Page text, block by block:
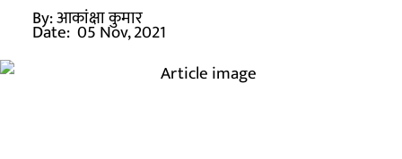
By:आकांक्षा कुमार
Date: 05 Nov, 2021